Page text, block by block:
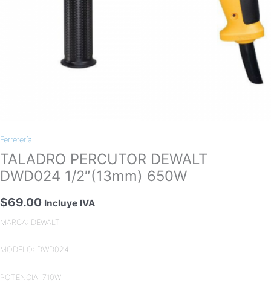
Ferretería
TALADRO PERCUTOR DEWALT
DWD024 1/2″(13mm) 650W
$69.00 Incluye IVA
MARCA: DEWALT
MODELO: DWD024
POTENCIA: 710W